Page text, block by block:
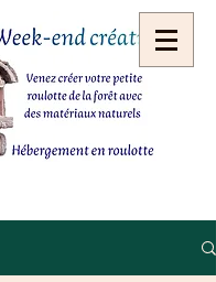
Tu verdines,